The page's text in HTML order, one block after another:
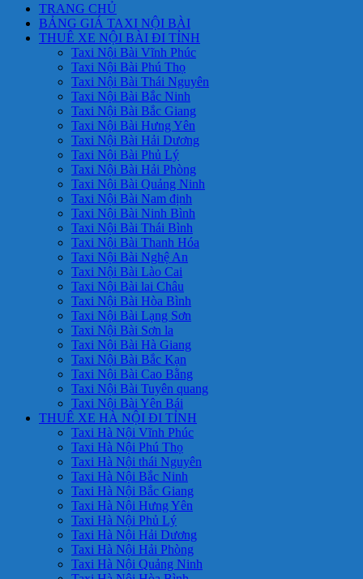
TRANG CHỦ
BẢNG GIÁ TAXI NỘI BÀI
THUÊ XE NỘI BÀI ĐI TỈNH
Taxi Nội Bài Vĩnh Phúc
Taxi Nội Bài Phú Thọ
Taxi Nội Bài Thái Nguyên
Taxi Nội Bài Bắc Ninh
Taxi Nội Bài Bắc Giang
Taxi Nội Bài Hưng Yên
Taxi Nội Bài Hải Dương
Taxi Nội Bài Phủ Lý
Taxi Nội Bài Hải Phòng
Taxi Nội Bài Quảng Ninh
Taxi Nội Bài Nam định
Taxi Nội Bài Ninh Bình
Taxi Nội Bài Thái Bình
Taxi Nội Bài Thanh Hóa
Taxi Nội Bài Nghệ An
Taxi Nội Bài Lào Cai
Taxi Nội Bài lai Châu
Taxi Nội Bài Hòa Bình
Taxi Nội Bài Lạng Sơn
Taxi Nội Bài Sơn la
Taxi Nội Bài Hà Giang
Taxi Nội Bài Bắc Kạn
Taxi Nội Bài Cao Bằng
Taxi Nội Bài Tuyên quang
Taxi Nội Bài Yên Bái
THUÊ XE HÀ NỘI ĐI TỈNH
Taxi Hà Nội Vĩnh Phúc
Taxi Hà Nội Phú Thọ
Taxi Hà Nội thái Nguyên
Taxi Hà Nội Bắc Ninh
Taxi Hà Nội Bắc Giang
Taxi Hà Nội Hưng Yên
Taxi Hà Nội Phủ Lý
Taxi Hà Nội Hải Dương
Taxi Hà Nội Hải Phòng
Taxi Hà Nội Quảng Ninh